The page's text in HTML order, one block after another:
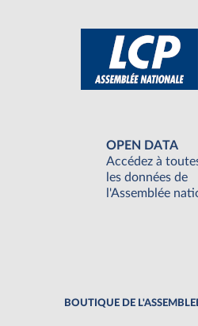
OPEN DATA
Accédez à
les données de
l'Assemblée
BOUTIQUE DE